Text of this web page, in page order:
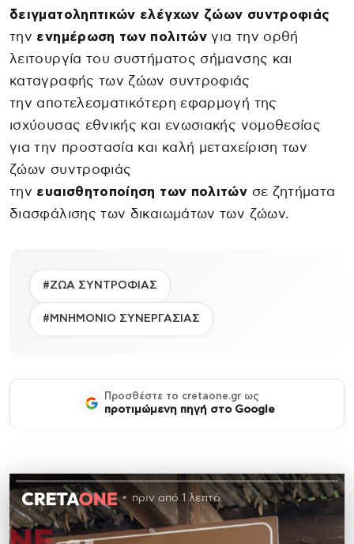
δειγματοληπτικών ελέγχων ζώων συντροφιάς
την ενημέρωση των πολιτών για την ορθή
λειτουργία του συστήματος σήμανσης και
καταγραφής των ζώων συντροφιάς
την αποτελεσματικότερη εφαρμογή της
ισχύουσας εθνικής και ενωσιακής νομοθεσίας
για την προστασία και καλή μεταχείριση των
ζώων συντροφιάς
την ευαισθητοποίηση των πολιτών σε ζητήματα
διασφάλισης των δικαιωμάτων των ζώων.
#ΖΩΑ ΣΥΝΤΡΟΦΙΑΣ
#ΜΝΗΜΟΝΙΟ ΣΥΝΕΡΓΑΣΙΑΣ
Προσθέστε το cretaone.gr ως
προτιμώμενη πηγή στο Google
πριν από 1 λεπτό